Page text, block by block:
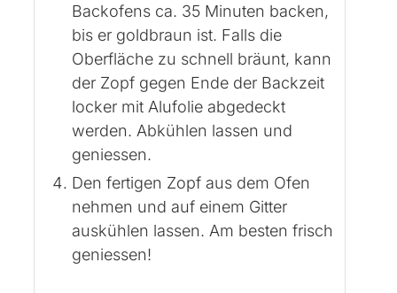
Backofens ca. 35 Minuten backen,
bis er goldbraun ist. Falls die
Oberfläche zu schnell bräunt, kann
der Zopf gegen Ende der Backzeit
locker mit Alufolie abgedeckt
werden. Abkühlen lassen und
geniessen.
Den fertigen Zopf aus dem Ofen
nehmen und auf einem Gitter
auskühlen lassen. Am besten frisch
geniessen!